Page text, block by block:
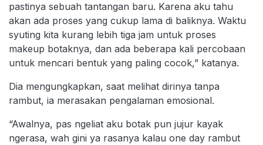
pastinya sebuah tantangan baru. Karena aku tahu
akan ada proses yang cukup lama di baliknya. Waktu
syuting kita kurang lebih tiga jam untuk proses
makeup botaknya, dan ada beberapa kali percobaan
untuk mencari bentuk yang paling cocok,” katanya.
Dia mengungkapkan, saat melihat dirinya tanpa
rambut, ia merasakan pengalaman emosional.
“Awalnya, pas ngeliat aku botak pun jujur kayak
ngerasa, wah gini ya rasanya kalau one day rambut